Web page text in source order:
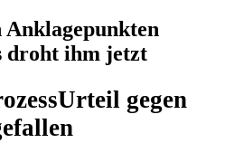
droht ihm jetzt
Urteil gegen